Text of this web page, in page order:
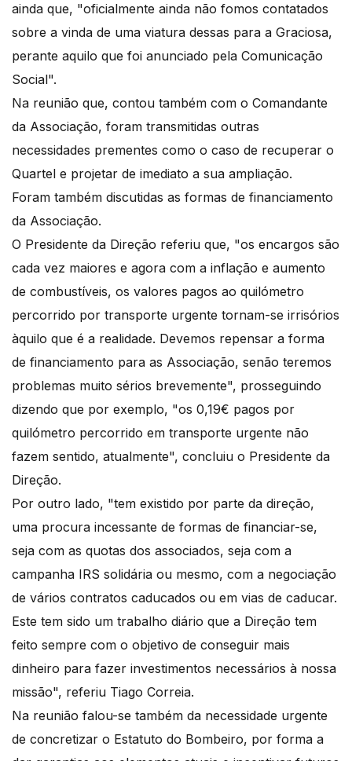
ainda que, "oficialmente ainda não fomos contatados
sobre a vinda de uma viatura dessas para a Graciosa,
perante aquilo que foi anunciado pela Comunicação
Social".
Na reunião que, contou também com o Comandante
da Associação, foram transmitidas outras
necessidades prementes como o caso de recuperar o
Quartel e projetar de imediato a sua ampliação.
Foram também discutidas as formas de financiamento
da Associação.
O Presidente da Direção referiu que, "os encargos são
cada vez maiores e agora com a inflação e aumento
de combustíveis, os valores pagos ao quilómetro
percorrido por transporte urgente tornam-se irrisórios
àquilo que é a realidade. Devemos repensar a forma
de financiamento para as Associação, senão teremos
problemas muito sérios brevemente", prosseguindo
dizendo que por exemplo, "os 0,19€ pagos por
quilómetro percorrido em transporte urgente não
fazem sentido, atualmente", concluiu o Presidente da
Direção.
Por outro lado, "tem existido por parte da direção,
uma procura incessante de formas de financiar-se,
seja com as quotas dos associados, seja com a
campanha IRS solidária ou mesmo, com a negociação
de vários contratos caducados ou em vias de caducar.
Este tem sido um trabalho diário que a Direção tem
feito sempre com o objetivo de conseguir mais
dinheiro para fazer investimentos necessários à nossa
missão", referiu Tiago Correia.
Na reunião falou-se também da necessidade urgente
de concretizar o Estatuto do Bombeiro, por forma a